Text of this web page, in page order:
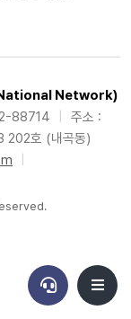
National Network)
88714
주소 :
202호 (내곡동)